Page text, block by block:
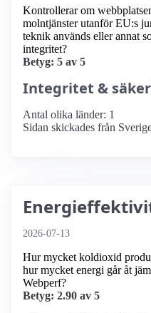
Kontrollerar om
molntjänster utanför EU:s
teknik används eller annat
integritet?
Betyg: 5 av 5
Integritet &
Antal olika länder: 1
Sidan skickades från
2026-07-13
Hur mycket koldioxid
hur mycket energi går åt
Webperf?
Betyg: 2.90 av 5